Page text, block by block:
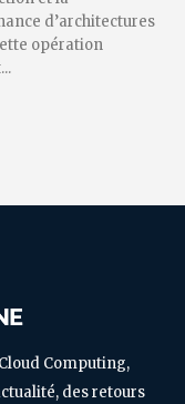
d’architectures
opération
Computing,
des retours